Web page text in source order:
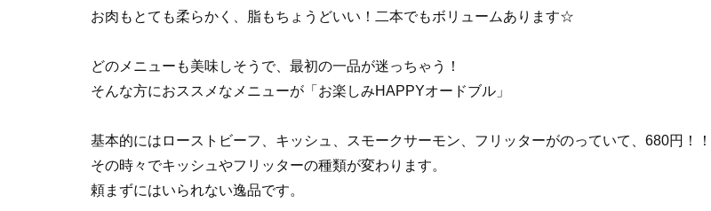
お肉もとても柔らかく、脂もちょうどいい！二本でもボリュームあります☆
どのメニューも美味しそうで、最初の一品が迷っちゃう！
そんな方におススメなメニューが「お楽しみHAPPYオードブル」
基本的にはローストビーフ、キッシュ、スモークサーモン、フリッターがのっていて、680円！！
その時々でキッシュやフリッターの種類が変わります。
頼まずにはいられない逸品です。